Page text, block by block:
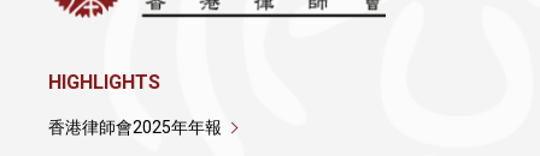
HIGHLIGHTS
香港律師會2025年年報